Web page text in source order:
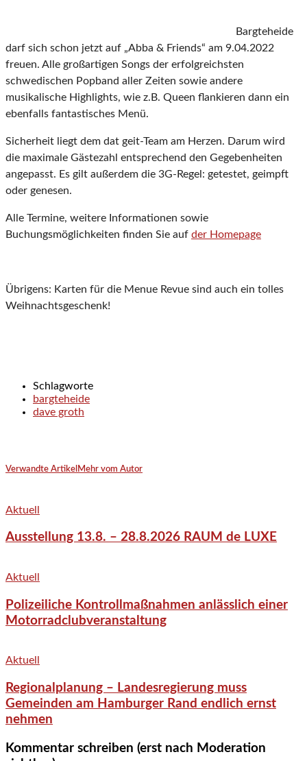
Bargteheide
darf sich schon jetzt auf „Abba & Friends“ am 9.04.2022
freuen. Alle großartigen Songs der erfolgreichsten
schwedischen Popband aller Zeiten sowie andere
musikalische Highlights, wie z.B. Queen flankieren dann ein
ebenfalls fantastisches Menü.
Sicherheit liegt dem dat geit-Team am Herzen. Darum wird
die maximale Gästezahl entsprechend den Gegebenheiten
angepasst. Es gilt außerdem die 3G-Regel: getestet, geimpft
oder genesen.
Alle Termine, weitere Informationen sowie
Buchungsmöglichkeiten finden Sie auf der Homepage
Übrigens: Karten für die Menue Revue sind auch ein tolles
Weihnachtsgeschenk!
Schlagworte
bargteheide
dave groth
Verwandte Artikel Mehr vom Autor
Aktuell
Ausstellung 13.8. – 28.8.2026 RAUM de LUXE
Aktuell
Polizeiliche Kontrollmaßnahmen anlässlich einer
Motorradclubveranstaltung
Aktuell
Regionalplanung – Landesregierung muss
Gemeinden am Hamburger Rand endlich ernst
nehmen
Kommentar schreiben (erst nach Moderation